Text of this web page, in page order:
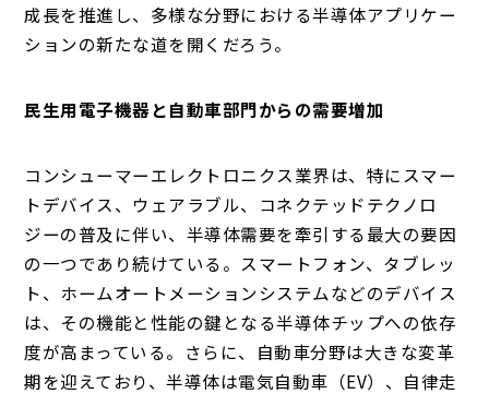
成長を推進し、多様な分野における半導体アプリケー
ションの新たな道を開くだろう。
民生用電子機器と自動車部門からの需要増加
コンシューマーエレクトロニクス業界は、特にスマー
トデバイス、ウェアラブル、コネクテッドテクノロ
ジーの普及に伴い、半導体需要を牽引する最大の要因
の一つであり続けている。スマートフォン、タブレッ
ト、ホームオートメーションシステムなどのデバイス
は、その機能と性能の鍵となる半導体チップへの依存
度が高まっている。さらに、自動車分野は大きな変革
期を迎えており、半導体は電気自動車（EV）、自律走